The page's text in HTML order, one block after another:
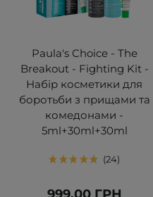
Paula's Choice - The
Breakout - Fighting Kit -
Набір косметики для
боротьби з прищами та
комедонами -
5ml+30ml+30ml
24